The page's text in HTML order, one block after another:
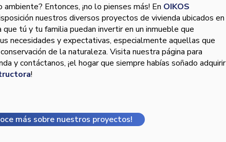
Entonces, ¡no lo pienses más! En OIKOS
nuestros diversos proyectos de vivienda ubicados en
tú y tu familia puedan invertir en un inmueble que
necesidades y expectativas, especialmente aquellas que
de la naturaleza. Visita nuestra página para
y contáctanos, ¡el hogar que siempre habías soñado adquirir
!
más sobre nuestros proyectos!